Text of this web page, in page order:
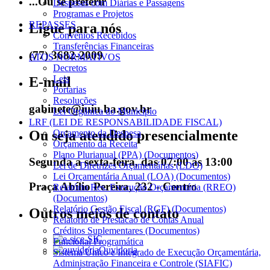
Ligue para nós
(77) 3682-2009
E-mail
gabinete@iuiu.ba.gov.br
Ou seja atendido presencialmente
Segunda a sexta-feira, das 07:00 às 13:00
Praça Abílio Pereira, 232 - Centro
Outros meios de contato
e-SIC
Ouvidoria
Despesas com Diárias e Passagens
Programas e Projetos
REPASSES
Convênios Recebidos
Transferências Financeiras
ATOS NORMATIVOS
Decretos
Leis
Portarias
Resoluções
Lei Orgânica do Município
LRF (LEI DE RESPONSABILIDADE FISCAL)
Orçamento da Despesa
Orçamento da Receita
Plano Plurianual (PPA) (Documentos)
Lei de Diretrizes Orçamentárias (LDO)
Lei Orçamentária Anual (LOA) (Documentos)
Relatório Res. Execução Orçamentária (RREO)
(Documentos)
Relatório Gestão Fiscal (RGF) (Documentos)
Relatorio de Prestacao de Contas Anual
Créditos Suplementares (Documentos)
Funcional Programática
Sistema Único e Integrado de Execução Orçamentária,
Administração Financeira e Controle (SIAFIC)